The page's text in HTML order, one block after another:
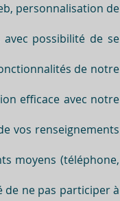
personnalisation de
possibilité de se
de notre
efficace avec notre
vos renseignements
moyens (téléphone,
de ne pas participer à